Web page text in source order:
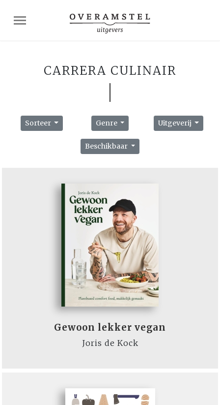
CARRERA CULINAIR
Sorteer Genre Uitgeverij
Beschikbaar
Gewoon lekker vegan
Joris de Kock